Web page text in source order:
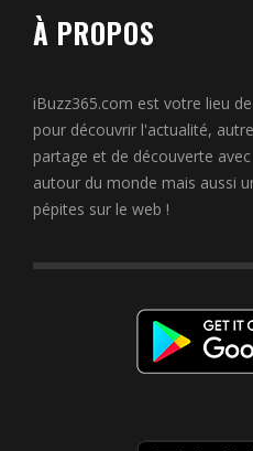
À PROPOS
iBuzz365.com est votre lieu
pour découvrir l'actualité,
partage et de découverte
autour du monde mais aussi
pépites sur le web !